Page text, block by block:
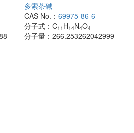
多索茶碱
CAS No.： 69975-86-6
分子式： C11 H14N4O4
分子量： 266.253262042999